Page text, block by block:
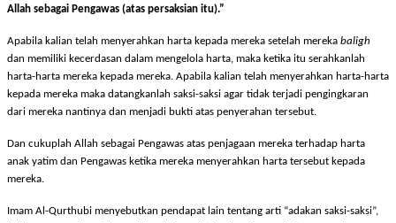
kalian adakan saksi-saksi (tentang penyerahan itu) bagi mereka. Dan cukuplah
Apabila kalian telah menyerahkan harta kepada mereka setelah merekabaligh
dan memiliki kecerdasan dalam mengelola harta, maka ketika itu serahkanlah
harta-harta mereka kepada mereka. Apabila kalian telah menyerahkan harta-harta
kepada mereka maka datangkanlah saksi-saksi agar tidak terjadi pengingkaran
Dan cukuplah Allah sebagai Pengawas atas penjagaan mereka terhadap harta
anak yatim dan Pengawas ketika mereka menyerahkan harta tersebut kepada